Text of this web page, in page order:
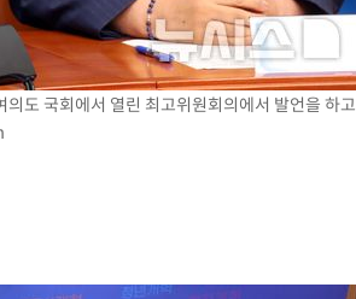
도 국회에서 열린 최고위원회의에서 발언을 하고